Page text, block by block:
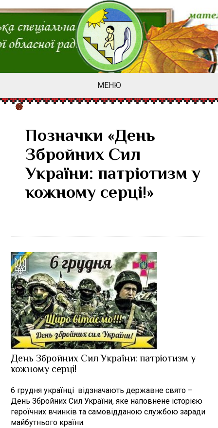
МЕНЮ
Позначки «День
Збройних Cил
України: патріотизм у
кожному серці!»
День Збройних Cил України: патріотизм у
кожному серці!
6 грудня українці відзначають державне свято –
День Збройних Сил України, яке наповнене історією
героїчних вчинків та самовідданою службою заради
майбутнього країни.